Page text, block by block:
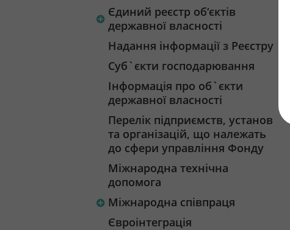
Єдиний реєстр об‘єктів
державної власності
Надання інформації з Реєстру
Суб`єкти господарювання
Інформація про об`єкти
державної власності
Перелік підприємств, установ
та організацій, що належать
до сфери управління Фонду
Міжнародна технічна
допомога
Міжнародна співпраця
Євроінтеграція